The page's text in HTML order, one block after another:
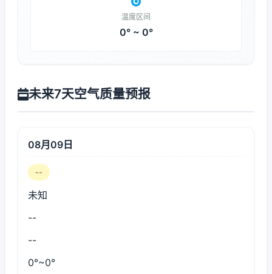
温度区间
0° ~ 0°
未来7天空气质量预报
08月09日
--
未知
--
--
0°~0°